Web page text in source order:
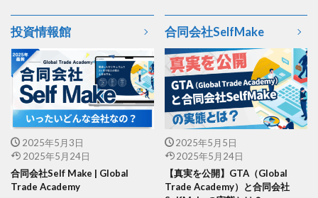
投資情報館
2025年5月3日
2025年5月24日
合同会社Self Make | Global
Trade Academy
合同会社SelfMake
2025年5月5日
2025年5月24日
【真実を公開】GTA（Global
Trade Academy）と合同会社